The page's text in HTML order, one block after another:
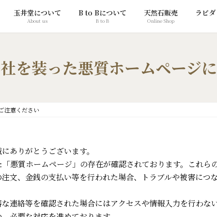
玉井堂について
About us
B to Bについて
B to B
天然石販売
Online Shop
ラピ
を装った悪質ホームページ
注意ください
ありがとうございます。
悪質ホームページ」の存在が確認されております。これ
文、金銭の支払い等を行われた場合、トラブルや被害につ
連絡等を確認された場合にはアクセスや情報入力を行わな